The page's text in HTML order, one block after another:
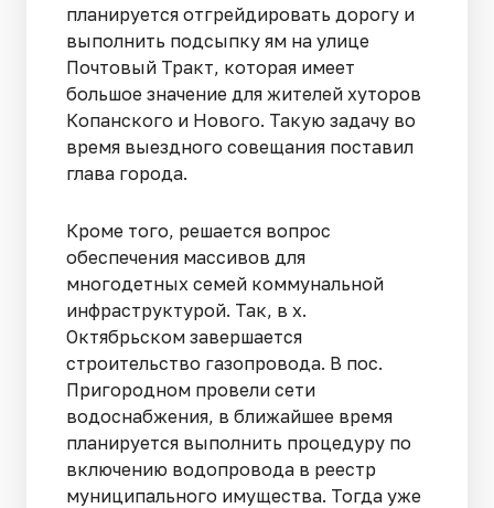
планируется отгрейдировать дорогу и
выполнить подсыпку ям на улице
Почтовый Тракт, которая имеет
большое значение для жителей хуторов
Копанского и Нового. Такую задачу во
время выездного совещания поставил
глава города.
Кроме того, решается вопрос
обеспечения массивов для
многодетных семей коммунальной
инфраструктурой. Так, в х.
Октябрьском завершается
строительство газопровода. В пос.
Пригородном провели сети
водоснабжения, в ближайшее время
планируется выполнить процедуру по
включению водопровода в реестр
муниципального имущества. Тогда уже